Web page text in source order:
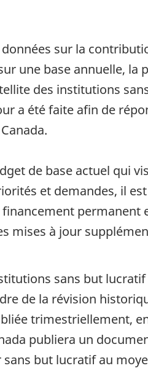
données sur la
une base annuelle, la
des institutions
a été faite afin de
de base actuel qui
et demandes, il
mises à jour
sans but
de la révision
trimestriellement,
publiera un
but lucratif au